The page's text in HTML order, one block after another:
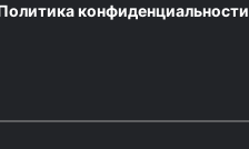
конфиденциальности